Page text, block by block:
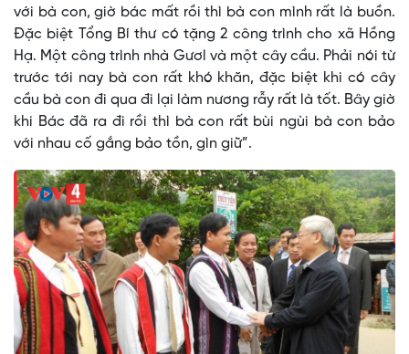
với bà con, giờ bác mất rồi thì bà con mình rất là buồn.
Đặc biệt Tổng Bí thư có tặng 2 công trình cho xã Hồng
Hạ. Một công trình nhà Gươl và một cây cầu. Phải nói từ
trước tới nay bà con rất khó khăn, đặc biệt khi có cây
cầu bà con đi qua đi lại làm nương rẫy rất là tốt. Bây giờ
khi Bác đã ra đi rồi thì bà con rất bùi ngùi bà con bảo
với nhau cố gắng bảo tồn, gìn giữ”.